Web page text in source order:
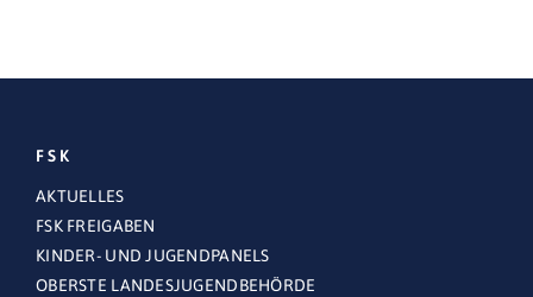
FSK
AKTUELLES
FSK FREIGABEN
KINDER- UND JUGENDPANELS
OBERSTE LANDESJUGENDBEHÖRDE